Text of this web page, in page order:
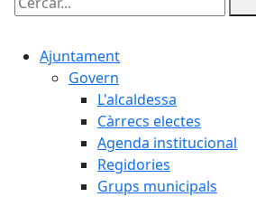
Cercar:
Ajuntament
Govern
L'alcaldessa
Càrrecs electes
Agenda institucional
Regidories
Grups municipals